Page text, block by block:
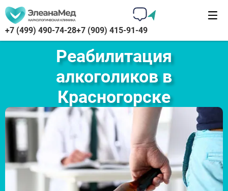
+7 (499) 490-74-28+7 (909) 415-91-49
Реабилитация
алкоголиков в
Красногорске